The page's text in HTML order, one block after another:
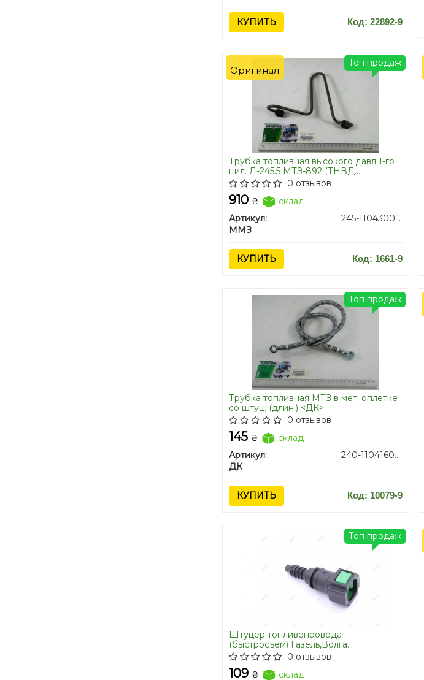
КУПИТЬ Код: 22892-9
Трубка топливная высокого давл 1-го
цил. Д-245.5 МТЗ-892 (ТНВД
МОТОRPAL) (пр-во ММЗ)
0 отзывов
910 ₴
склад
Артикул:
245-1104300-Ж
ММЗ
КУПИТЬ Код: 1661-9
Топ продаж
Оригинал
Трубка топливная МТЗ в мет. оплетке
со штуц. (длин.) <ДК>
0 отзывов
145 ₴
склад
Артикул:
240-1104160-01-10
ДК
КУПИТЬ Код: 10079-9
Топ продаж
Штуцер топливопровода
(быстросъем) Газель,Волга
дв.406,405,4216 прямой /11180-1104410-
10
0 отзывов
109 ₴ склад
Топ продаж